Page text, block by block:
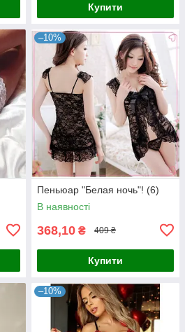
Купити
–10%
Пеньюар "Белая ночь"! (6)
В наявності
368,10 ₴ 409 ₴
Купити
–10%